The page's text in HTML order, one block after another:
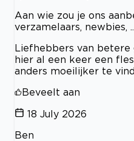
Aan wie zou je ons
verzamelaars, newbies,
Liefhebbers van betere
hier al een keer een
anders moeilijker te
Beveelt aan
18 July 2026
Ben